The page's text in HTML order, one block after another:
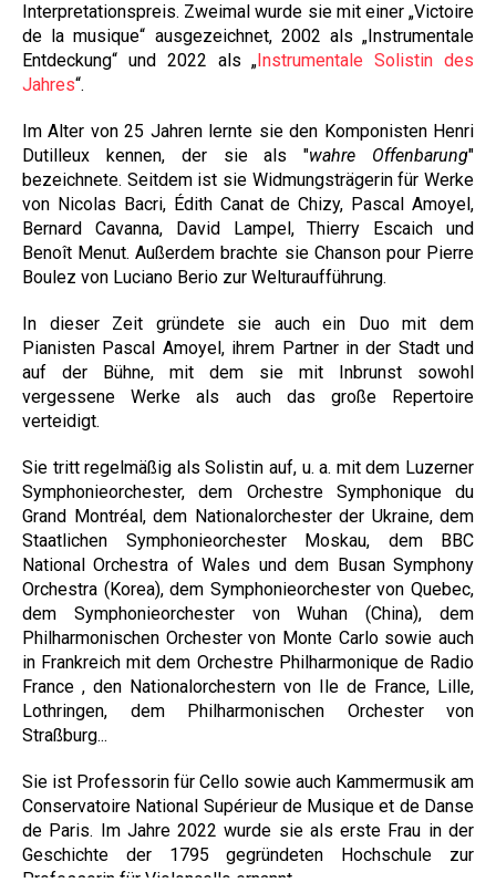
Interpretationspreis. Zweimal wurde sie mit einer „Victoire
de la musique“ ausgezeichnet, 2002 als „Instrumentale
Entdeckung“ und 2022 als „ Instrumentale Solistin des
Jahres“.
Im Alter von 25 Jahren lernte sie den Komponisten Henri
Dutilleux kennen, der sie als "wahre Offenbarung"
bezeichnete. Seitdem ist sie Widmungsträgerin für Werke
von Nicolas Bacri, Édith Canat de Chizy, Pascal Amoyel,
Bernard Cavanna, David Lampel, Thierry Escaich und
Benoît Menut. Außerdem brachte sie Chanson pour Pierre
Boulez von Luciano Berio zur Welturaufführung.
In dieser Zeit gründete sie auch ein Duo mit dem
Pianisten Pascal Amoyel, ihrem Partner in der Stadt und
auf der Bühne, mit dem sie mit Inbrunst sowohl
vergessene Werke als auch das große Repertoire
verteidigt.
Sie tritt regelmäßig als Solistin auf, u. a. mit dem Luzerner
Symphonieorchester, dem Orchestre Symphonique du
Grand Montréal, dem Nationalorchester der Ukraine, dem
Staatlichen Symphonieorchester Moskau, dem BBC
National Orchestra of Wales und dem Busan Symphony
Orchestra (Korea), dem Symphonieorchester von Quebec,
dem Symphonieorchester von Wuhan (China), dem
Philharmonischen Orchester von Monte Carlo sowie auch
in Frankreich mit dem Orchestre Philharmonique de Radio
France , den Nationalorchestern von Ile de France, Lille,
Lothringen, dem Philharmonischen Orchester von
Straßburg...
Sie ist Professorin für Cello sowie auch Kammermusik am
Conservatoire National Supérieur de Musique et de Danse
de Paris. Im Jahre 2022 wurde sie als erste Frau in der
Geschichte der 1795 gegründeten Hochschule zur
Professorin für Violoncello ernannt.